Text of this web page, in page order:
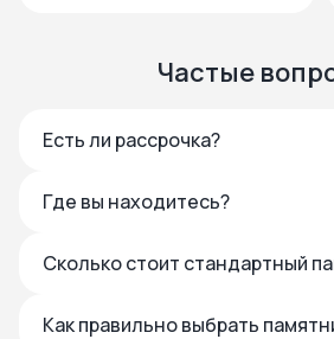
Частые
Есть ли рассрочка?
Где вы находитесь?
Сколько стоит стандартный
Как правильно выбрать